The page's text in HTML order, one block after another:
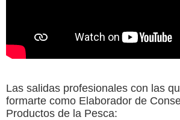
Las salidas profesionales con las
formarte como Elaborador de
Productos de la Pesca: